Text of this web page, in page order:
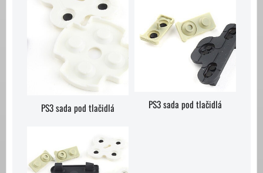
PS3 sada pod tlačidlá PS3 sada pod tlačidlá